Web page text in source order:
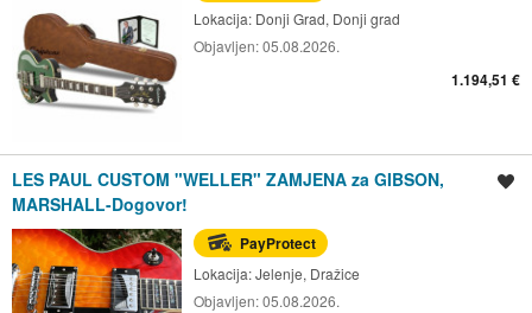
Lokacija: Donji Grad, Donji grad
Objavljen:05.08.2026.
1.194,51 €
LES PAUL CUSTOM "WELLER" ZAMJENA za GIBSON,
MARSHALL-Dogovor!
PayProtect
Lokacija:Jelenje, Dražice
Objavljen:05.08.2026.